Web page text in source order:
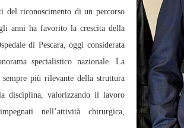
del riconoscimento di un percorso
anni ha favorito la crescita della
di Pescara, oggi considerata
specialistico nazionale. La
più rilevante della struttura
disciplina, valorizzando il lavoro
nell’attività chirurgica,